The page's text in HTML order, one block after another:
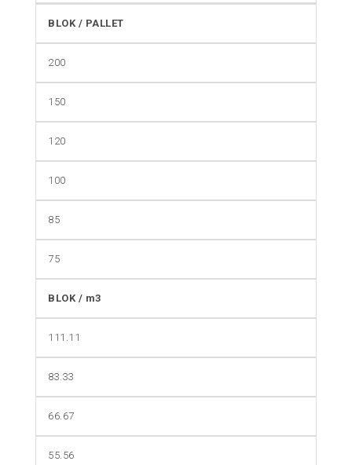
BLOK / PALLET
200
150
120
100
85
75
BLOK / m3
111.11
83.33
66.67
55.56